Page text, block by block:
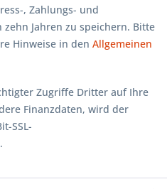
, Zahlungs- und
Jahren zu speichern. Bitte
Hinweise in den Allgemeinen
Zugriffe Dritter auf Ihre
Finanzdaten, wird der
SSL-